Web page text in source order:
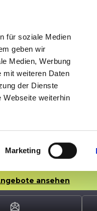
für soziale Medien
geben wir
Medien, Werbung
mit weiteren Daten
der Dienste
Webseite weiterhin
Marketing
ansehen